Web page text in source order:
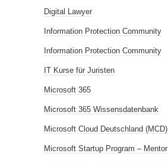
Digital Lawyer
Information Protection Community
Information Protection Community
IT Kurse für Juristen
Microsoft 365
Microsoft 365 Wissensdatenbank
Microsoft Cloud Deutschland (MCD)
Microsoft Startup Program – Mentor